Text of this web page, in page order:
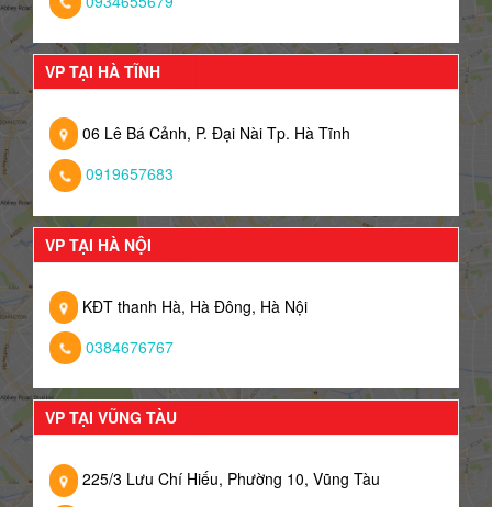
VP TẠI HÀ TĨNH
06 Lê Bá Cảnh, P. Đại Nài Tp. Hà Tĩnh
0919657683
VP TẠI HÀ NỘI
KĐT thanh Hà, Hà Đông, Hà Nội
0384676767
VP TẠI VŨNG TÀU
225/3 Lưu Chí Hiếu, Phường 10, Vũng Tàu